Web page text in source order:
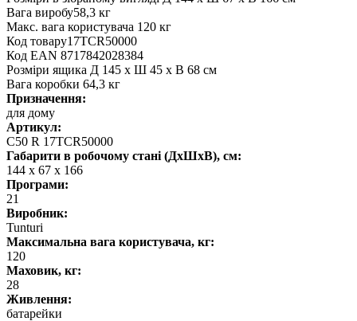
Вага виробу58,3 кг
Макс. вага користувача 120 кг
Код товару17TCR50000
Код EAN 8717842028384
Розміри ящика Д 145 х Ш 45 х В 68 см
Вага коробки 64,3 кг
Призначення:
для дому
Артикул:
C50 R 17TCR50000
Габарити в робочому стані (ДхШхВ), см:
144 x 67 x 166
Програми:
21
Виробник:
Tunturi
Максимальна вага користувача, кг:
120
Маховик, кг:
28
Живлення:
батарейки